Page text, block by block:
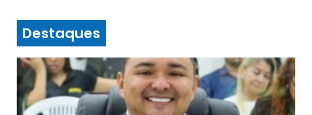
Destaques